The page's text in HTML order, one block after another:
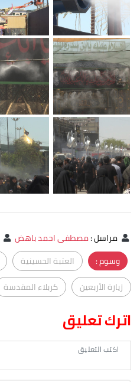
مراسل:مصطفى احمد باهض
وسوم :
العتبة الحسينية
زيارة الأربعين
كربلاء المقدسة
اترك تعليق